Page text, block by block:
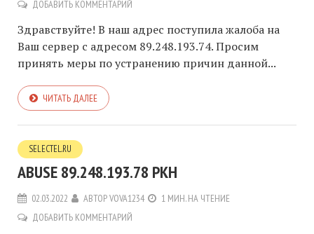
ДОБАВИТЬ КОММЕНТАРИЙ
Здравствуйте! В наш адрес поступила жалоба на
Ваш сервер с адресом 89.248.193.74. Просим
принять меры по устранению причин данной...
ЧИТАТЬ ДАЛЕЕ
SELECTEL.RU
ABUSE 89.248.193.78 РКН
02.03.2022 АВТОРVOVA1234
1 МИН. НА ЧТЕНИЕ
ДОБАВИТЬ КОММЕНТАРИЙ